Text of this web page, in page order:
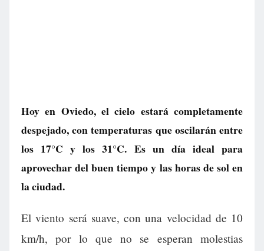
Hoy en Oviedo, el cielo estará completamente
despejado, con temperaturas que oscilarán entre
los 17°C y los 31°C. Es un día ideal para
aprovechar del buen tiempo y las horas de sol en
la ciudad.
El viento será suave, con una velocidad de 10
km/h, por lo que no se esperan molestias